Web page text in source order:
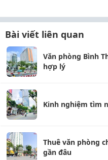
Bài viết liên quan
Văn phòng Bình
hợp lý
Kinh nghiệm tìm
Thuê văn phòng
gần đâu